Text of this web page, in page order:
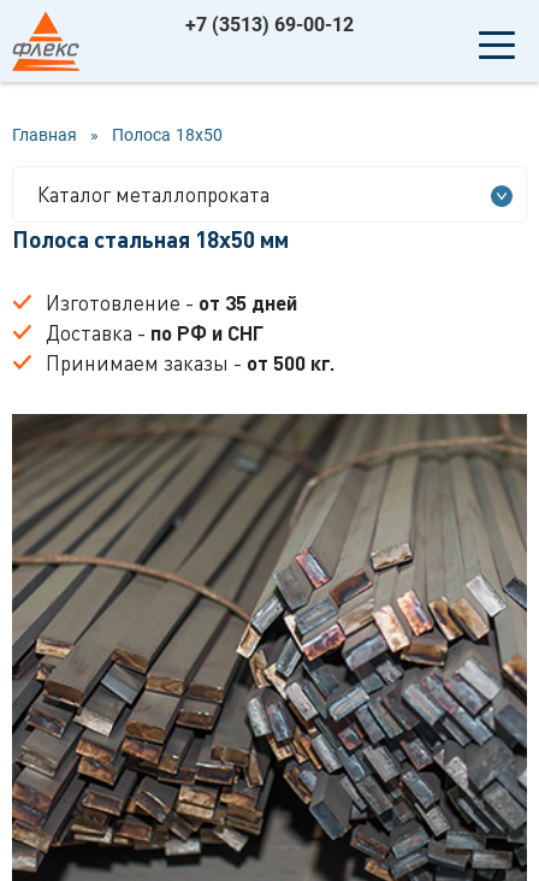
+7 (3513) 69-00-12
Главная » Полоса 18x50
Каталог металлопроката
Полоса стальная 18x50 мм
Изготовление - от 35 дней
Доставка - по РФ и СНГ
Принимаем заказы - от 500 кг.